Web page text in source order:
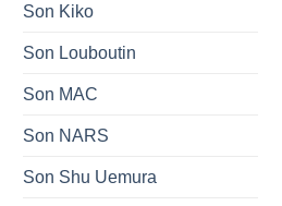
Son Kiko
Son Louboutin
Son MAC
Son NARS
Son Shu Uemura